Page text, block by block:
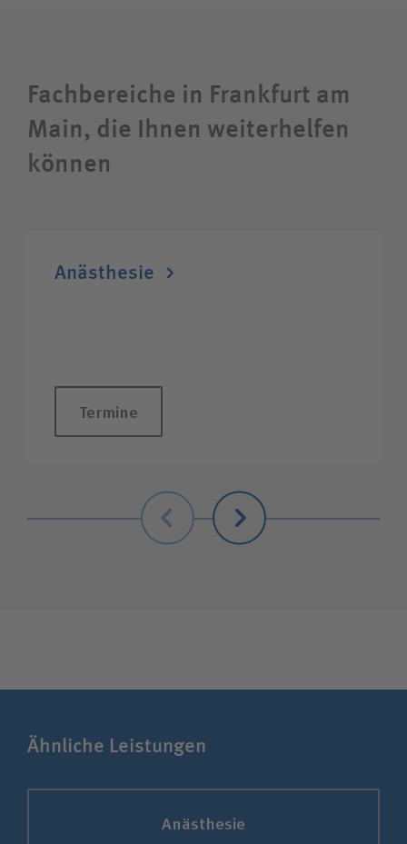
Fachbereiche in Frankfurt am
Main, die Ihnen weiterhelfen
können
Anästhesie
Termine
Zurück Weiter
Ähnliche Leistungen
Anästhesie